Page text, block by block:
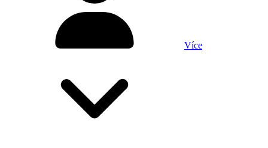
Více